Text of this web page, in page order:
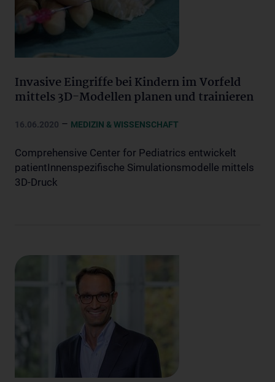
Invasive Eingriffe bei Kindern im Vorfeld
mittels 3D-Modellen planen und trainieren
16.06.2020 – MEDIZIN & WISSENSCHAFT
Comprehensive Center for Pediatrics entwickelt
patientInnenspezifische Simulationsmodelle mittels
3D-Druck